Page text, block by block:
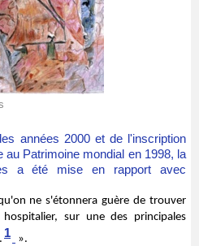
Patrimoine mondial en 1998, la
a été mise en rapport avec
ne s'étonnera guère de trouver
sur une des principales
1 ».